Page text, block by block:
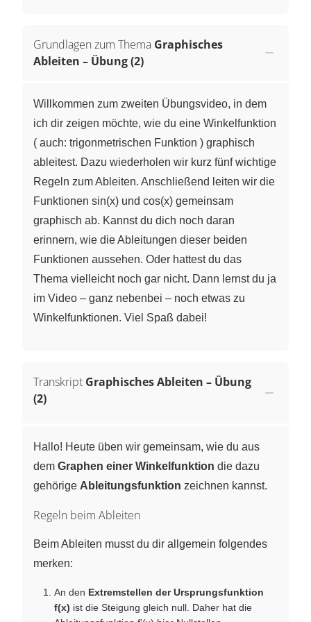
Grundlagen zum Thema Graphisches
Ableiten – Übung (2)
Willkommen zum zweiten Übungsvideo, in dem
ich dir zeigen möchte, wie du eine Winkelfunktion
( auch: trigonmetrischen Funktion ) graphisch
ableitest. Dazu wiederholen wir kurz fünf wichtige
Regeln zum Ableiten. Anschließend leiten wir die
Funktionen sin(x) und cos(x) gemeinsam
graphisch ab. Kannst du dich noch daran
erinnern, wie die Ableitungen dieser beiden
Funktionen aussehen. Oder hattest du das
Thema vielleicht noch gar nicht. Dann lernst du ja
im Video – ganz nebenbei – noch etwas zu
Winkelfunktionen. Viel Spaß dabei!
Transkript Graphisches Ableiten – Übung
(2)
Hallo! Heute üben wir gemeinsam, wie du aus
dem Graphen einer Winkelfunktion die dazu
gehörige Ableitungsfunktion zeichnen kannst.
Regeln beim Ableiten
Beim Ableiten musst du dir allgemein folgendes
merken:
An den Extremstellen der Ursprungsfunktion
f(x) ist die Steigung gleich null. Daher hat die